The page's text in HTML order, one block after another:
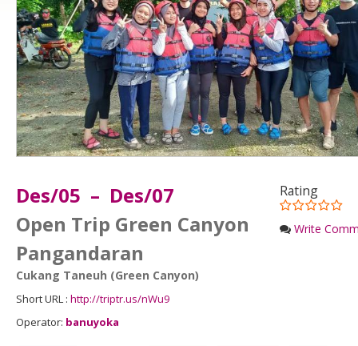
Rating
Write
Des/05 – Des/07
Open Trip Green Canyon
Pangandaran
Cukang Taneuh (Green Canyon)
Short URL : http://triptr.us/nWu9
Operator: banuyoka